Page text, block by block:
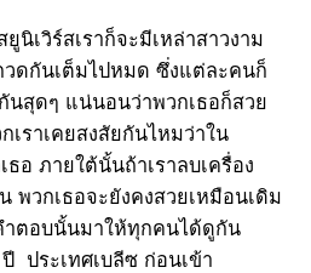
นิเวิร์สเราก็จะมีเหล่าสาวงาม
วดกันเต็มไปหมด ซึ่งแต่ละคนก็
นสุดๆ แน่นอนว่าพวกเธอก็สวย
ราเคยสงสัยกันไหมว่าใน
อ ภายใต้นั้นถ้าเราลบเครื่อง
พวกเธอจะยังคงสวยเหมือนเดิม
ำตอบนั้นมาให้ทุกคนได้ดูกัน
ประเทศเบลีซ ก่อนเข้า